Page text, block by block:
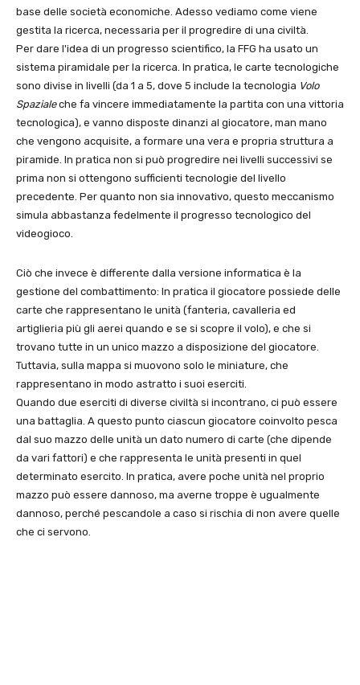
base delle società economiche. Adesso vediamo come viene
gestita la ricerca, necessaria per il progredire di una civiltà.
Per dare l'idea di un progresso scientifico, la FFG ha usato un
sistema piramidale per la ricerca. In pratica, le carte tecnologiche
sono divise in livelli (da 1 a 5, dove 5 include la tecnologia Volo
Spazialeche fa vincere immediatamente la partita con una vittoria
tecnologica), e vanno disposte dinanzi al giocatore, man mano
che vengono acquisite, a formare una vera e propria struttura a
piramide. In pratica non si può progredire nei livelli successivi se
prima non si ottengono sufficienti tecnologie del livello
precedente. Per quanto non sia innovativo, questo meccanismo
simula abbastanza fedelmente il progresso tecnologico del
videogioco.
Ciò che invece è differente dalla versione informatica è la
gestione del combattimento: In pratica il giocatore possiede delle
carte che rappresentano le unità (fanteria, cavalleria ed
artiglieria più gli aerei quando e se si scopre il volo), e che si
trovano tutte in un unico mazzo a disposizione del giocatore.
Tuttavia, sulla mappa si muovono solo le miniature, che
rappresentano in modo astratto i suoi eserciti.
Quando due eserciti di diverse civiltà si incontrano, ci può essere
una battaglia. A questo punto ciascun giocatore coinvolto pesca
dal suo mazzo delle unità un dato numero di carte (che dipende
da vari fattori) e che rappresenta le unità presenti in quel
determinato esercito. In pratica, avere poche unità nel proprio
mazzo può essere dannoso, ma averne troppe è ugualmente
dannoso, perché pescandole a caso si rischia di non avere quelle
che ci servono.